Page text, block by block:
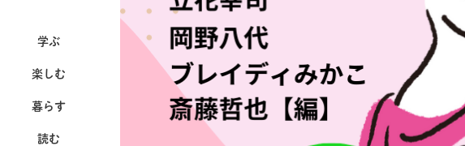
学ぶ
楽しむ
暮らす
読む